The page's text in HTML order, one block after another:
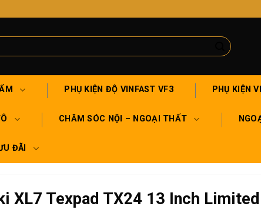
PHỤ KIỆN ĐỘ VINFAST VF3 PHỤ KIỆN
CHĂM SÓC NỘI – NGOẠI THẤT
ĐÃI
XL7 Texpad TX24 13 Inch Limited